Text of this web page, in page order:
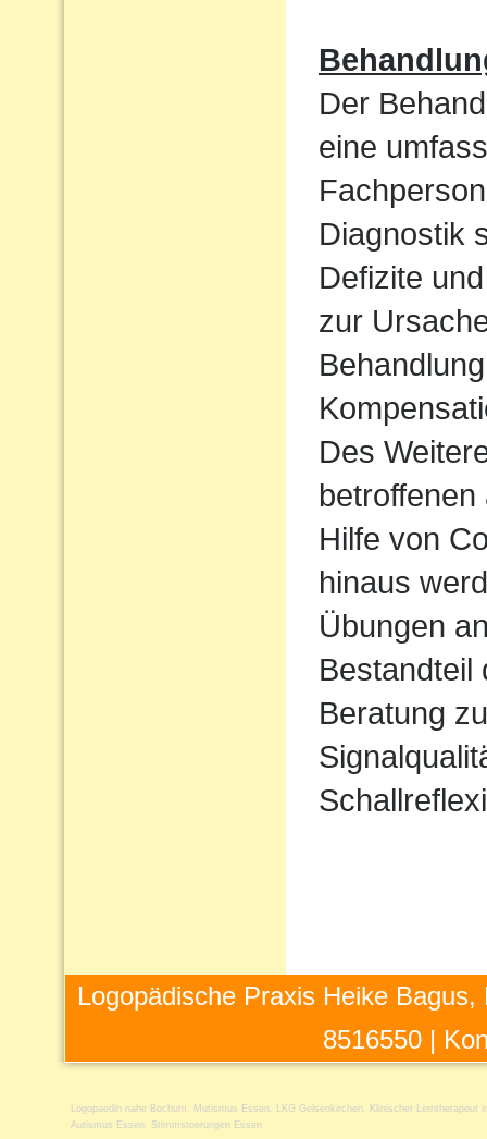
Der
eine
Diagnostik
Defizite
zur
Des
betroffenen
Hilfe von
hinaus
Übungen
Bestandteil
Beratung
Logopädische Praxis Heike
8516550 |
Logopaedin nahe Bochum Mutismus Essen LKG Gelsenkirchen
Klinischer Lerntherapeut
Autismus Essen
Stimmstoerungen Essen